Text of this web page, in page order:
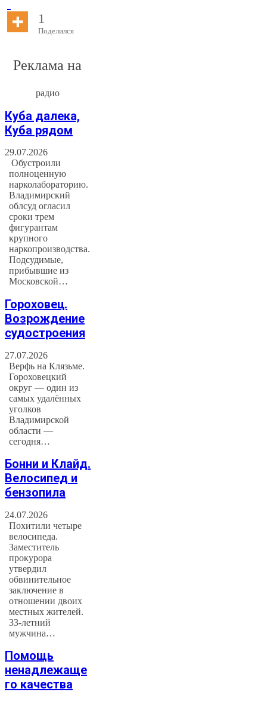
1
Поделился
Реклама на
радио
Куба далека,
Куба рядом
29.07.2026
Обустроили
полноценную
нарколабораторию.
Владимирский
облсуд огласил
сроки трем
фигурантам
крупного
наркопроизводства.
Подсудимые,
прибывшие из
Московской…
Гороховец.
Возрождение
судостроения
27.07.2026
Верфь на Клязьме.
Гороховецкий
округ — один из
самых удалённых
уголков
Владимирской
области —
сегодня…
Бонни и Клайд.
Велосипед и
бензопила
24.07.2026
Похитили четыре
велосипеда.
Заместитель
прокурора
утвердил
обвинительное
заключение в
отношении двоих
местных жителей.
33-летний
мужчина…
Помощь
ненадлежаще
го качества